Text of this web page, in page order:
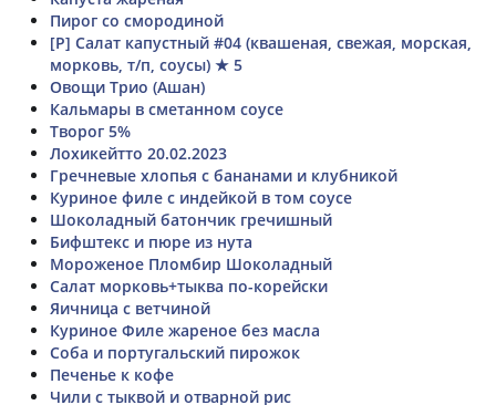
Пирог со смородиной
[Р] Салат капустный #04 (квашеная, свежая, морская,
морковь, т/п, соусы) ★ 5
Овощи Трио (Ашан)
Кальмары в сметанном соусе
Творог 5%
Лохикейтто 20.02.2023
Гречневые хлопья с бананами и клубникой
Куриное филе с индейкой в том соусе
Шоколадный батончик гречишный
Бифштекс и пюре из нута
Мороженое Пломбир Шоколадный
Салат морковь+тыква по-корейски
Яичница с ветчиной
Куриное Филе жареное без масла
Соба и португальский пирожок
Печенье к кофе
Чили с тыквой и отварной рис